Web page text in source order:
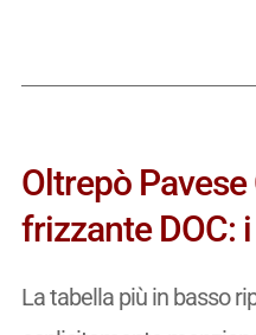
Oltrepò
frizzante DOC:
La tabella più in basso